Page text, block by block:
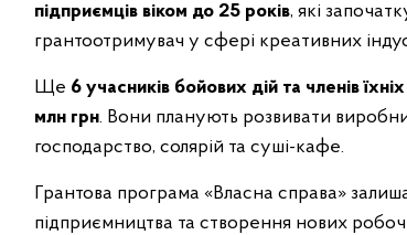
підприємців віком до 25 років, які
грантоотримувач у сфері креативних
Ще 6 учасників бойових дій та членів
млн грн. Вони планують розвивати
господарство, солярій та суші-кафе.
Грантова програма «Власна справа»
підприємництва та створення нових